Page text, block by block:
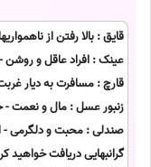
قایق : بالا رفتن از
عینک : افراد عاقل و
قارچ : مسافرت به دیار
زنبور عسل : مال و نعمت -
صندلی : محبت و دلگرمی
گرانبهایی دریافت خواهید